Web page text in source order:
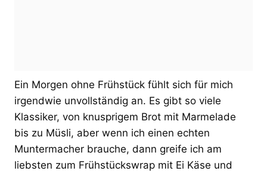
Ein Morgen ohne Frühstück fühlt sich für mich
irgendwie unvollständig an. Es gibt so viele
Klassiker, von knusprigem Brot mit Marmelade
bis zu Müsli, aber wenn ich einen echten
Muntermacher brauche, dann greife ich am
liebsten zum Frühstückswrap mit Ei Käse und